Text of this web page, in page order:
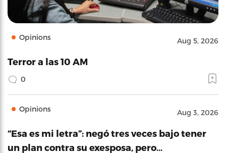
Opinions Aug 5, 2026
Terror a las 10 AM
0
Opinions Aug 3, 2026
“Esa es mi letra”: negó tres veces bajo tener
un plan contra su exesposa, pero…